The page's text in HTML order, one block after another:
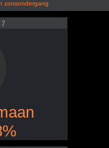
zonsondergang